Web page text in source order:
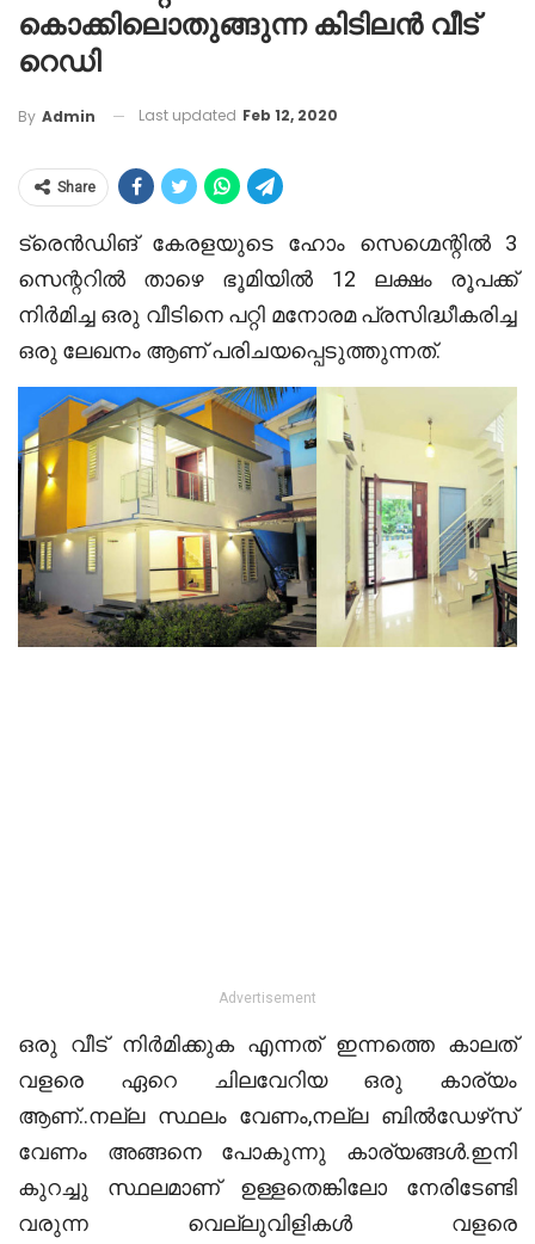
കൊക്കിലൊതുങ്ങുന്ന കിടിലന്‍ വീട്
റെഡി
By Admin Last updated Feb 12, 2020
Share
ട്രെൻഡിങ് കേരളയുടെ ഹോം സെഗ്മെന്റിൽ 3
സെന്ററിൽ താഴെ ഭൂമിയിൽ 12 ലക്ഷം രൂപക്ക്
നിർമിച്ച ഒരു വീടിനെ പറ്റി മനോരമ പ്രസിദ്ധീകരിച്ച
ഒരു ലേഖനം ആണ് പരിചയപ്പെടുത്തുന്നത്.
Advertisement
ഒരു വീട് നിർമിക്കുക എന്നത് ഇന്നത്തെ കാലത്
വളരെ ഏറെ ചിലവേറിയ ഒരു കാര്യം
ആണ്..നല്ല സ്ഥലം വേണം,നല്ല ബിൽഡേഴ്‌സ്
വേണം അങ്ങനെ പോകുന്നു കാര്യങ്ങൾ.ഇനി
കുറച്ചു സ്ഥലമാണ് ഉള്ളതെങ്കിലോ നേരിടേണ്ടി
വരുന്ന വെല്ലുവിളികൾ വളരെ